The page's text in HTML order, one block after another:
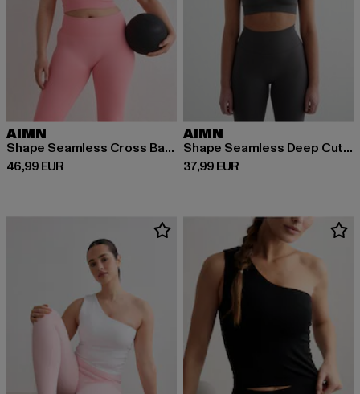
AIMN
Shape Seamless Cross Back Bralette
46,99 EUR
Derzeitiger Preis: 46,99 EUR
AIMN
Shape Seamless Deep Cut Bra
37,99 EUR
Derzeitiger Preis: 37,99 EUR